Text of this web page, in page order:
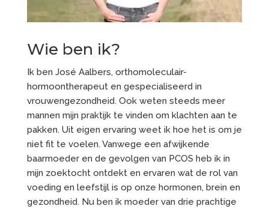
Wie ben ik?
Ik ben José Aalbers, orthomoleculair-
hormoontherapeut en gespecialiseerd in
vrouwengezondheid. Ook weten steeds meer
mannen mijn praktijk te vinden om klachten aan te
pakken. Uit eigen ervaring weet ik hoe het is om je
niet fit te voelen. Vanwege een afwijkende
baarmoeder en de gevolgen van PCOS heb ik in
mijn zoektocht ontdekt en ervaren wat de rol van
voeding en leefstijl is op onze hormonen, brein en
gezondheid. Nu ben ik moeder van drie prachtige